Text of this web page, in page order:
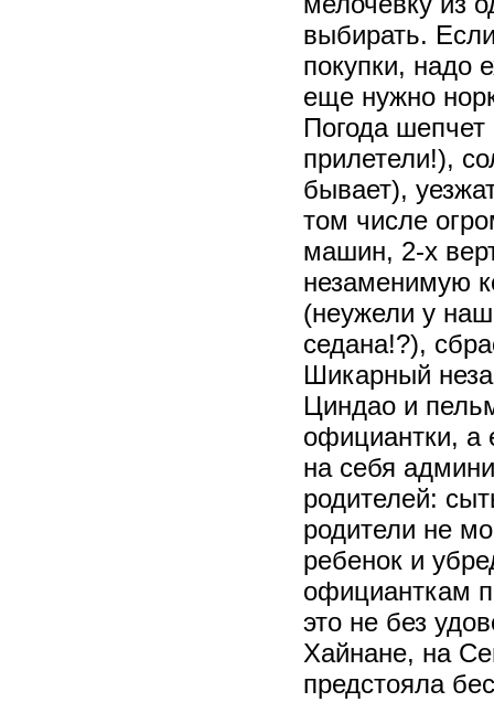
выбирать.
покупки, надо
еще нужно
Погода
прилетели!),
бывает),
том числе
машин, 2-х
незаменимую
(неужели у
седана!?),
Шикарный
Циндао и
официантки, а
на себя
родителей:
родители не
ребенок и
официанткам
это не без
Хайнане, на
предстояла